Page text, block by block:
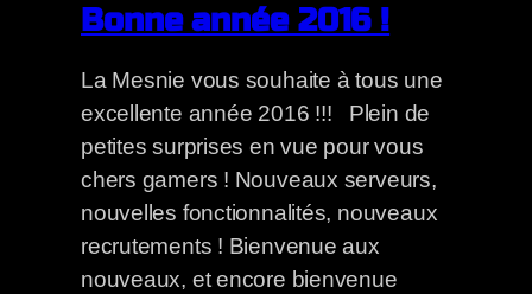
Bonne année 2016 !
La Mesnie vous souhaite à tous une
excellente année 2016 !!! Plein de
petites surprises en vue pour vous
chers gamers ! Nouveaux serveurs,
nouvelles fonctionnalités, nouveaux
recrutements ! Bienvenue aux
nouveaux, et encore bienvenue